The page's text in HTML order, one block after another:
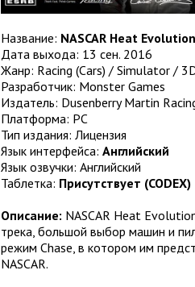
Название: NASCAR Heat Evolution
Дата выхода: 13 сен. 2016
Жанр: Racing (Cars) / Simulator /
Разработчик: Monster Games
Издатель: Dusenberry Martin
Платформа: PC
Тип издания: Лицензия
Язык интерфейса: Английский
Язык озвучки: Английский
Таблетка: Присутствует (CODEX)
Описание: NASCAR Heat
трека, большой выбор машин и
режим Chase, в котором им
NASCAR.